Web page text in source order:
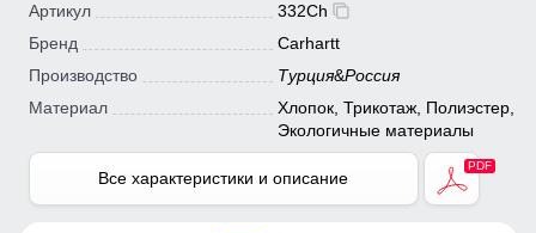
Артикул
332Ch
Бренд
Carhartt
Производство
Турция&Россия
Материал
Хлопок, Трикотаж, Полиэстер,
Экологичные материалы
Все характеристики и описание